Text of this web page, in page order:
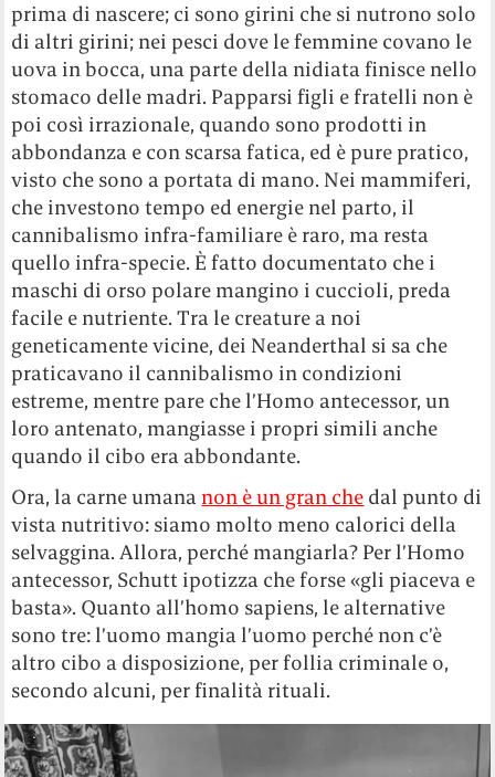
prima di nascere; ci sono girini che si nutrono solo
di altri girini; nei pesci dove le femmine covano le
uova in bocca, una parte della nidiata finisce nello
stomaco delle madri. Papparsi figli e fratelli non è
poi così irrazionale, quando sono prodotti in
abbondanza e con scarsa fatica, ed è pure pratico,
visto che sono a portata di mano. Nei mammiferi,
che investono tempo ed energie nel parto, il
cannibalismo infra-familiare è raro, ma resta
quello infra-specie. È fatto documentato che i
maschi di orso polare mangino i cuccioli, preda
facile e nutriente. Tra le creature a noi
geneticamente vicine, dei Neanderthal si sa che
praticavano il cannibalismo in condizioni
estreme, mentre pare che l’Homo antecessor, un
loro antenato, mangiasse i propri simili anche
quando il cibo era abbondante.
Ora, la carne umana non è un gran che dal punto di
vista nutritivo: siamo molto meno calorici della
selvaggina. Allora, perché mangiarla? Per l’Homo
antecessor, Schutt ipotizza che forse «gli piaceva e
basta». Quanto all’homo sapiens, le alternative
sono tre: l’uomo mangia l’uomo perché non c’è
altro cibo a disposizione, per follia criminale o,
secondo alcuni, per finalità rituali.